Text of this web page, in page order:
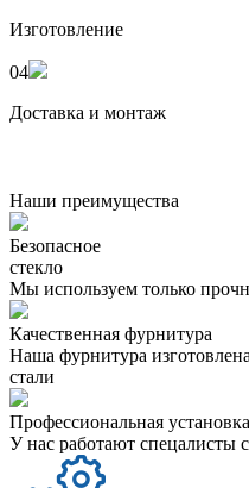
Изготовление
04
Доставка и монтаж
Наши преимущества
Безопасное
стекло
Мы используем только
Качественная фурнитура
Наша фурнитура
стали
Профессиональная установка
У нас работают спецалисты